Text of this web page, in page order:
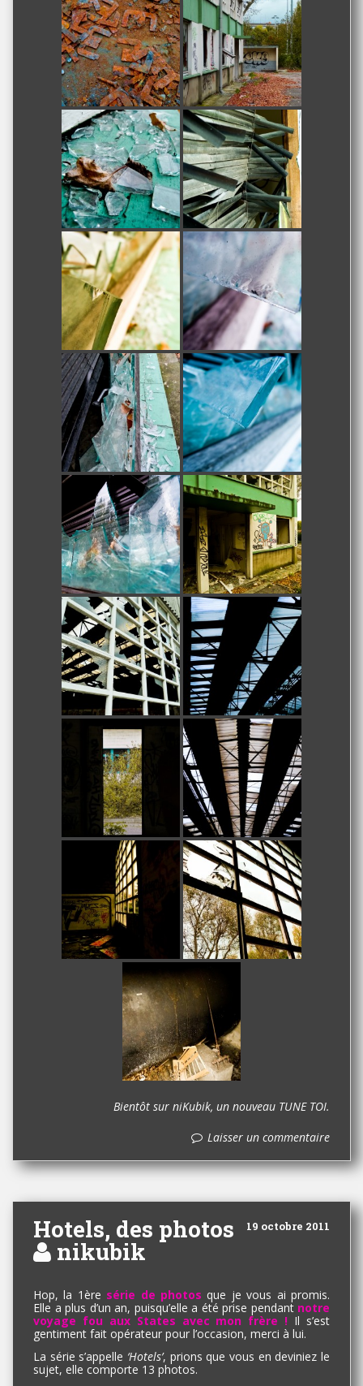
Bientôt sur niKubik, un nouveau TUNE TOI.
Laisser un commentaire
Hotels, des photos 19 octobre 2011
nikubik
Hop, la 1ère série de photos que je vous ai promis.
Elle a plus d’un an, puisqu’elle a été prise pendant notre
voyage fou aux States avec mon frère ! Il s’est
gentiment fait opérateur pour l’occasion, merci à lui.
La série s’appelle ‘Hotels’, prions que vous en deviniez le
sujet, elle comporte 13 photos.